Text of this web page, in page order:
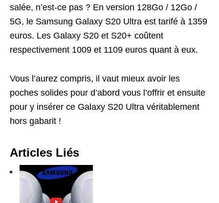
salée, n’est-ce pas ? En version 128Go / 12Go /
5G, le Samsung Galaxy S20 Ultra est tarifé à 1359
euros. Les Galaxy S20 et S20+ coûtent
respectivement 1009 et 1109 euros quant à eux.
Vous l’aurez compris, il vaut mieux avoir les
poches solides pour d’abord vous l’offrir et ensuite
pour y insérer ce Galaxy S20 Ultra véritablement
hors gabarit !
Articles Liés